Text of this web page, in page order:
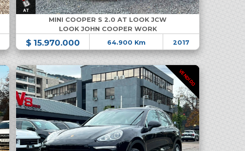
MINI COOPER S 2.0 AT LOOK JCW
LOOK JOHN COOPER WORK
$ 15.970.000 64.900 Km 2017
VENDIDO